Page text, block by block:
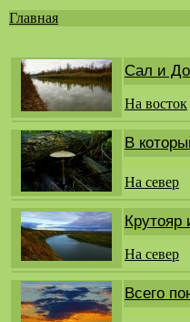
здесь
Главная
Сал и
На восток
В
На север
Крутояр
На север
Всего